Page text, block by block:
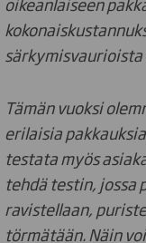
särkymisvaurioista
Tämän vuoksi
erilaisia
testata myös
tehdä testin, jossa
ravistellaan,
törmätään. Näin